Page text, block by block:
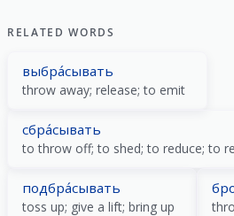
RELATED WORDS
выбра́сывать
throw away; release; to emit
сбра́сывать
подбра́сывать
toss up; give a lift; bring up